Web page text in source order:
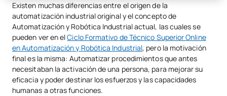
Existen muchas diferencias entre el origen de la
automatización industrial original y el concepto de
Automatización y Robótica Industrial actual, las cuales se
pueden ver en elCiclo Formativo de Técnico Superior Online
en Automatización y Robótica Industrial, pero la motivación
final es la misma: Automatizar procedimientos que antes
necesitaban la activación de una persona, para mejorar su
eficacia y poder destinar los esfuerzos y las capacidades
humanas a otras funciones.